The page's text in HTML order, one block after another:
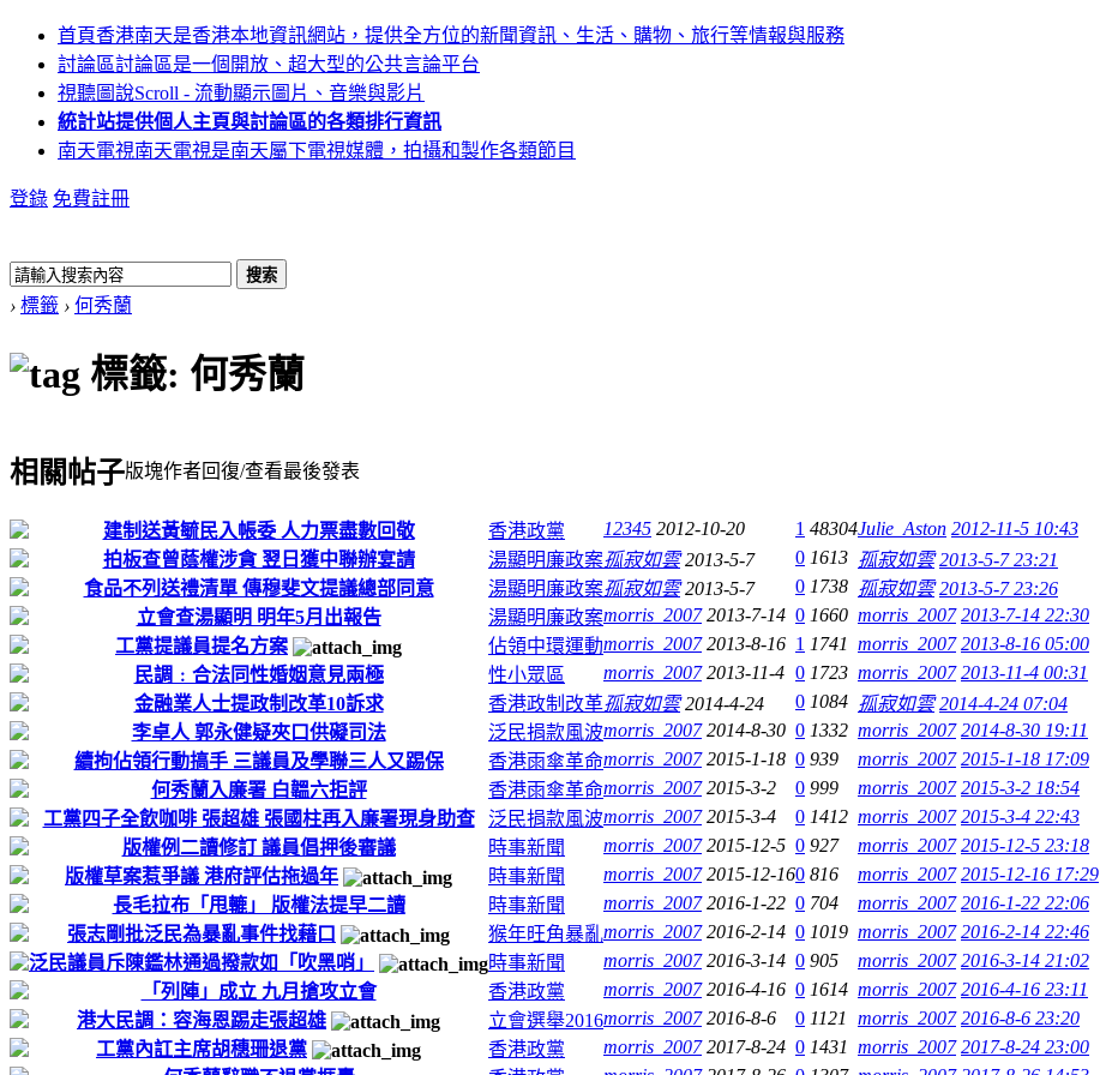
首頁香港南天是香港本地資訊網站，提供全方位的新聞資訊、生活、購物、旅行等情報與服務
討論區討論區是一個開放、超大型的公共言論平台
視聽圖說Scroll - 流動顯示圖片、音樂與影片
統計站提供個人主頁與討論區的各類排行資訊
南天電視南天電視是南天屬下電視媒體，拍攝和製作各類節目
登錄 免費註冊
搜索
› 標籤 › 何秀蘭
標籤: 何秀蘭
相關帖子版塊作者回復/查看最後發表
建制送黃毓民入帳委 人力票盡數回敬 香港政黨 12345 2012-10-20 1 48304Julie_Aston 2012-11-5 10:43
拍板查曾蔭權涉貪 翌日獲中聯辦宴請
湯顯明廉政案孤寂如雲 2013-5-7 0 1613 孤寂如雲 2013-5-7 23:21
食品不列送禮清單 傳穆斐文提議總部同意
湯顯明廉政案孤寂如雲 2013-5-7 0 1738 孤寂如雲 2013-5-7 23:26
立會查湯顯明 明年5月出報告
湯顯明廉政案morris_2007 2013-7-14 0 1660 morris_2007 2013-7-14 22:30
工黨提議員提名方案
佔領中環運動morris_2007 2013-8-16 1 1741 morris_2007 2013-8-16 05:00
民調﹕合法同性婚姻意見兩極
性小眾區 morris_2007 2013-11-4 0 1723 morris_2007 2013-11-4 00:31
金融業人士提政制改革10訴求
香港政制改革孤寂如雲 2014-4-24 0 1084 孤寂如雲 2014-4-24 07:04
李卓人 郭永健疑夾口供礙司法
泛民捐款風波morris_2007 2014-8-30 0 1332 morris_2007 2014-8-30 19:11
續拘佔領行動搞手 三議員及學聯三人又踢保
香港雨傘革命morris_2007 2015-1-18 0 939 morris_2007 2015-1-18 17:09
何秀蘭入廉署 白韞六拒評
香港雨傘革命morris_2007 2015-3-2 0 999 morris_2007 2015-3-2 18:54
工黨四子全飲咖啡 張超雄 張國柱再入廉署現身助查
泛民捐款風波morris_2007 2015-3-4 0 1412 morris_2007 2015-3-4 22:43
版權例二讀修訂 議員倡押後審議
時事新聞 morris_2007 2015-12-5 0 927 morris_2007 2015-12-5 23:18
版權草案惹爭議 港府評估拖過年
時事新聞 morris_2007 2015-12-160 816 morris_2007 2015-12-16 17:29
長毛拉布「甩轆」 版權法提早二讀
時事新聞 morris_2007 2016-1-22 0 704 morris_2007 2016-1-22 22:06
張志剛批泛民為暴亂事件找藉口
猴年旺角暴亂morris_2007 2016-2-14 0 1019 morris_2007 2016-2-14 22:46
泛民議員斥陳鑑林通過撥款如「吹黑哨」
時事新聞 morris_2007 2016-3-14 0 905 morris_2007 2016-3-14 21:02
「列陣」成立 九月搶攻立會
香港政黨 morris_2007 2016-4-16 0 1614 morris_2007 2016-4-16 23:11
港大民調：容海恩踢走張超雄
立會選舉2016morris_2007 2016-8-6 0 1121 morris_2007 2016-8-6 23:20
工黨內訌主席胡穗珊退黨
香港政黨 morris_2007 2017-8-24 0 1431 morris_2007 2017-8-24 23:00